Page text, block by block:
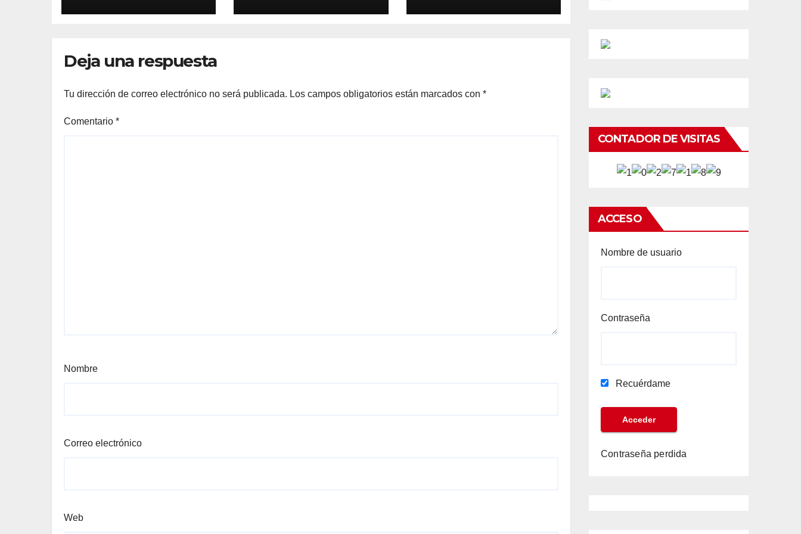
Deja una respuesta
Tu dirección de correo electrónico no será publicada. Los campos obligatorios están marcados con *
Comentario *
Nombre
Correo electrónico
Web
CONTADOR DE VISITAS
ACCESO
Nombre de usuario
Contraseña
Recuérdame
Contraseña perdida